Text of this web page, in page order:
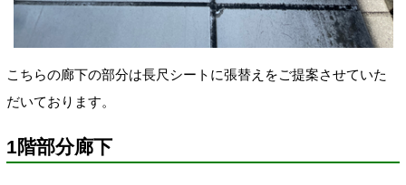
こちらの廊下の部分は長尺シートに張替えをご提案させていた
だいております。
1階部分廊下